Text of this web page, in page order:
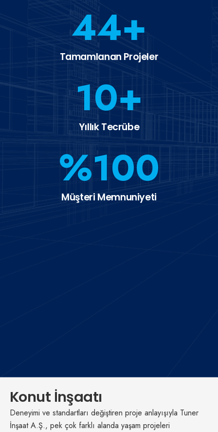
44+
Tamamlanan Projeler
10+
Yıllık Tecrübe
%100
Müşteri Memnuniyeti
Konut İnşaatı
Deneyimi ve standartları değiştiren proje anlayışıyla Tuner
İnşaat A.Ş., pek çok farklı alanda yaşam projeleri